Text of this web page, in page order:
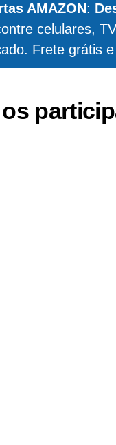
AMAZON:
celulares,
Frete grátis